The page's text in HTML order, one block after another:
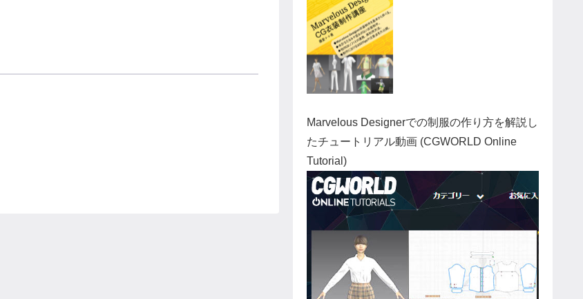
Marvelous Designerでの制服の作り方を解説し
たチュートリアル動画 (CGWORLD Online
Tutorial)